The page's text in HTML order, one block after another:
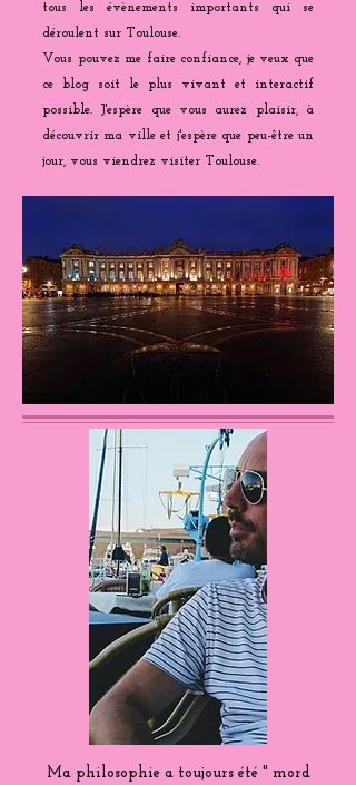
tous les évènements importants qui se
déroulent sur Toulouse.
Vous pouvez me faire confiance, je veux que
ce blog soit le plus vivant et interactif
possible. J'espère que vous aurez plaisir, à
découvrir ma ville et j'espère que peu-être un
jour, vous viendrez visiter Toulouse.
Ma philosophie a toujours été " mord